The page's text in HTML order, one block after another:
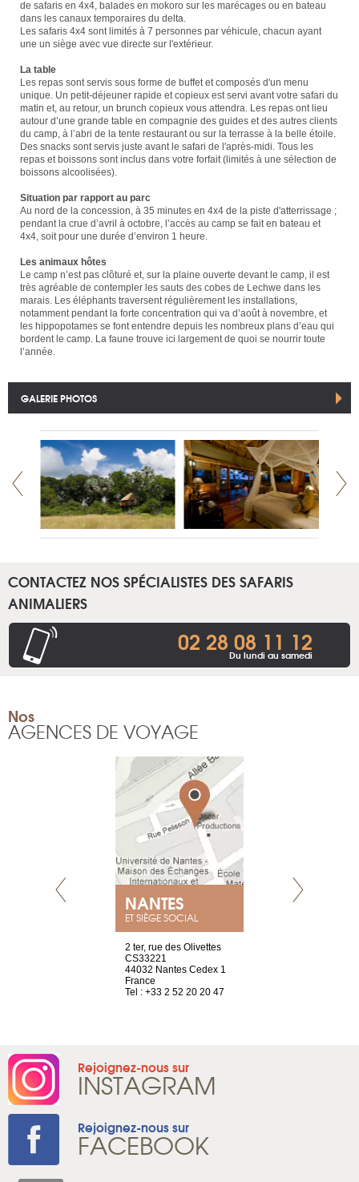
de safaris en 4x4, balades en mokoro sur les marécages ou en bateau
dans les canaux temporaires du delta.
Les safaris 4x4 sont limités à 7 personnes par véhicule, chacun ayant
une un siège avec vue directe sur l'extérieur.
La table
Les repas sont servis sous forme de buffet et composés d'un menu
unique. Un petit-déjeuner rapide et copieux est servi avant votre safari du
matin et, au retour, un brunch copieux vous attendra. Les repas ont lieu
autour d’une grande table en compagnie des guides et des autres clients
du camp, à l’abri de la tente restaurant ou sur la terrasse à la belle étoile.
Des snacks sont servis juste avant le safari de l'après-midi. Tous les
repas et boissons sont inclus dans votre forfait (limités à une sélection de
boissons alcoolisées).
Situation par rapport au parc
Au nord de la concession, à 35 minutes en 4x4 de la piste d'atterrissage ;
pendant la crue d’avril à octobre, l’accès au camp se fait en bateau et
4x4, soit pour une durée d’environ 1 heure.
Les animaux hôtes
Le camp n’est pas clôturé et, sur la plaine ouverte devant le camp, il est
très agréable de contempler les sauts des cobes de Lechwe dans les
marais. Les éléphants traversent régulièrement les installations,
notamment pendant la forte concentration qui va d’août à novembre, et
les hippopotames se font entendre depuis les nombreux plans d’eau qui
bordent le camp. La faune trouve ici largement de quoi se nourrir toute
l’année.
GALERIE PHOTOS
CONTACTEZ NOS SPÉCIALISTES DES SAFARIS
ANIMALIERS
02 28 08 11 12
Du lundi au samedi
Nos
AGENCES DE VOYAGE
NANTES
ET SIÈGE SOCIAL
2 ter, rue des Olivettes
CS33221
44032 Nantes Cedex 1
France
Tel : +33 2 52 20 20 47
Rejoignez-nous sur
INSTAGRAM
Rejoignez-nous sur
FACEBOOK